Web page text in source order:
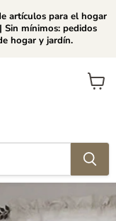
artículos para el hogar
mínimos: pedidos
hogar y jardín.
Ver